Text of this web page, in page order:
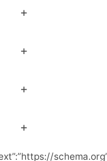
{“@context”:”https://schema.org”,”@type”:”FAQPage”,”mainEntity”: